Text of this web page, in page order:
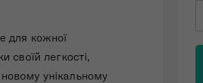
для кожної
своїй легкості,
унікальному